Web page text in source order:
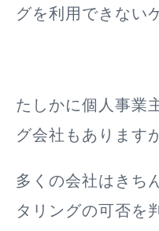
グを利用できない
たしかに個人事業
グ会社もあります
多くの会社はきち
タリングの可否を